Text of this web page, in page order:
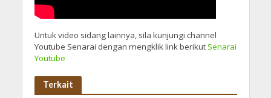
Untuk video sidang lainnya, sila kunjungi channel
Youtube Senarai dengan mengklik link berikutSenarai
Youtube
Terkait